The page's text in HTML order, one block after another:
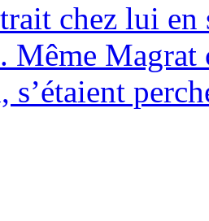
chez lui en
Même Magrat
s’étaient